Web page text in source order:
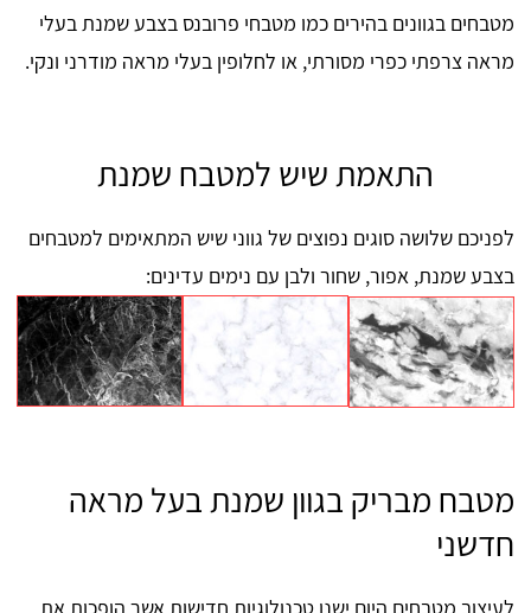
מטבחים בגוונים בהירים כמו מטבחי פרובנס בצבע שמנת בעלי
מראה צרפתי כפרי מסורתי, או לחלופין בעלי מראה מודרני ונקי.
התאמת שיש למטבח שמנת
לפניכם שלושה סוגים נפוצים של גווני שיש המתאימים למטבחים
בצבע שמנת, אפור, שחור ולבן עם נימים עדינים:
מטבח מבריק בגוון שמנת בעל מראה
חדשני